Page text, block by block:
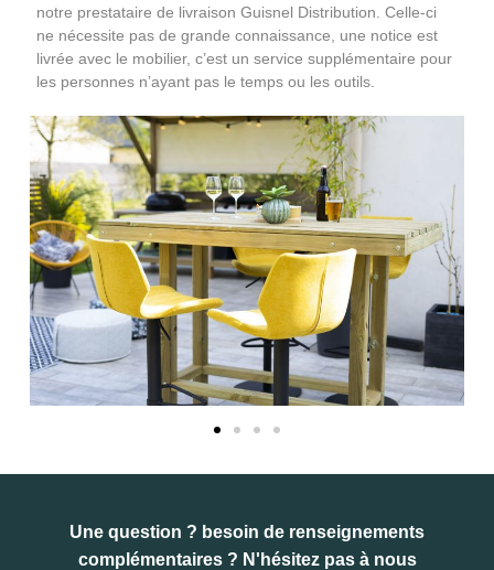
notre prestataire de livraison Guisnel Distribution. Celle-ci
ne nécessite pas de grande connaissance, une notice est
livrée avec le mobilier, c’est un service supplémentaire pour
les personnes n’ayant pas le temps ou les outils.
Une question ? besoin de renseignements
complémentaires ? N'hésitez pas à nous